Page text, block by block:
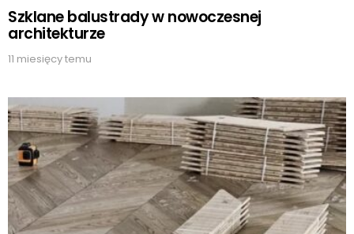
Szklane balustrady w nowoczesnej
architekturze
11 miesięcy temu